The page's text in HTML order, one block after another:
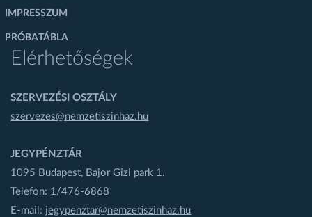
IMPRESSZUM
PRÓBATÁBLA
Elérhetőségek
SZERVEZÉSI OSZTÁLY
szervezes@nemzetiszinhaz.hu
JEGYPÉNZTÁR
1095 Budapest, Bajor Gizi park 1.
Telefon: 1/476-6868
E-mail: jegypenztar@nemzetiszinhaz.hu